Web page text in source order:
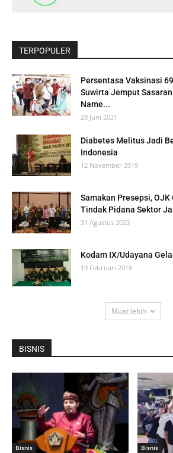
TERPOPULER
Persentasa Vaksinasi
Suwirta Jemput
Name...
28 Juni 2021
Diabetes Melitus Jadi
Indonesia
12 November 2019
Samakan Presepsi,
Tindak Pidana Sektor
31 Agustus 2023
Kodam IX/Udayana
19 Februari 2018
Muat lebih
BISNIS
Bisnis Bisnis